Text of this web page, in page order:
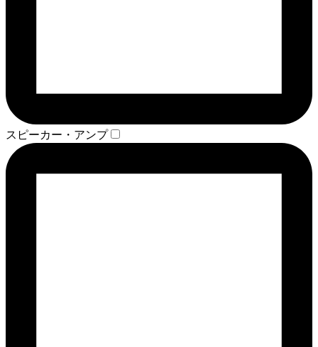
スピーカー・アンプ